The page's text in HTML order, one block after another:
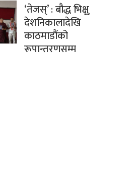
‘तेजस्’ : बौद्ध भिक्षु
देशनिकालादेखि
काठमाडौंको
रूपान्तरणसम्म